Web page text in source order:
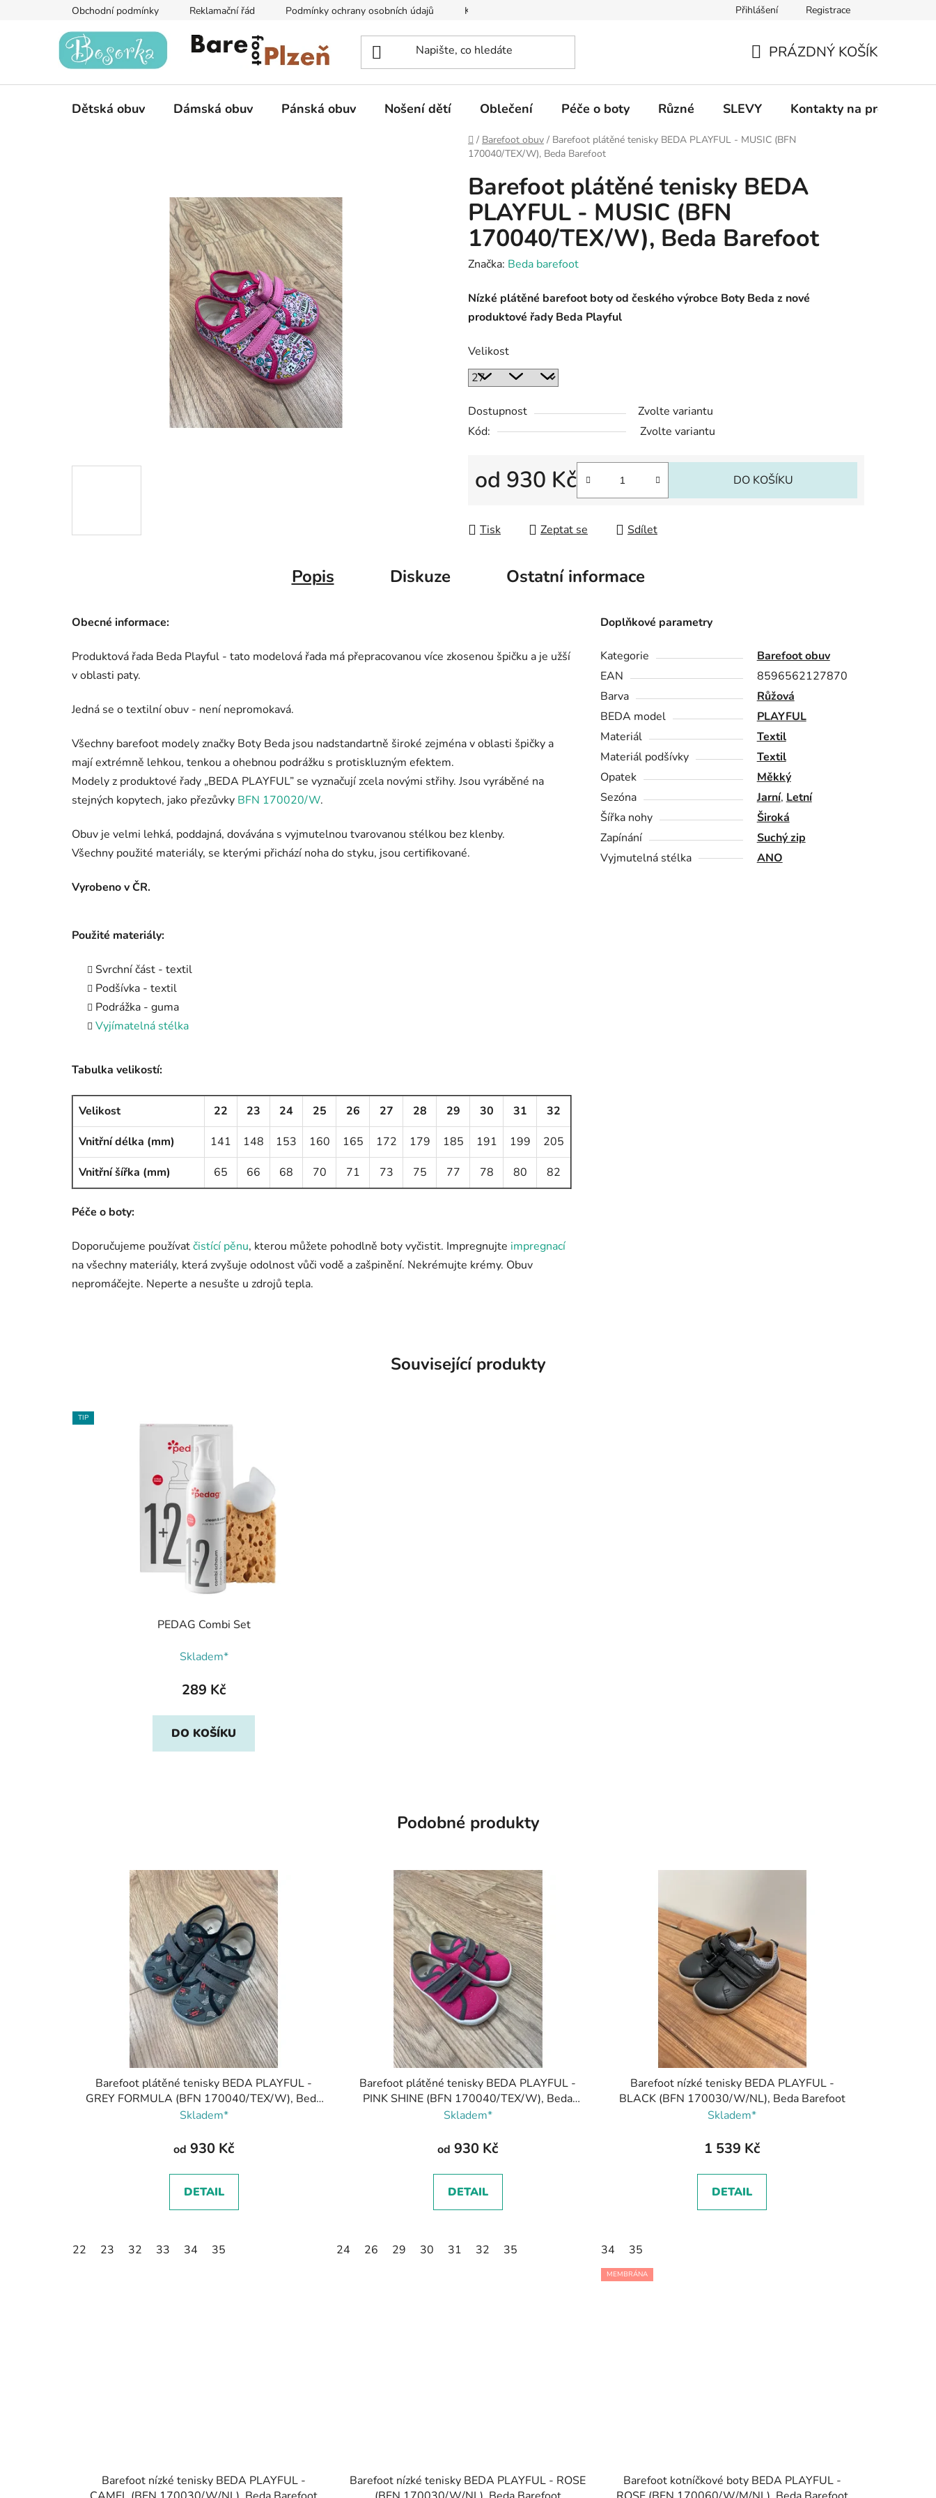
Obchodní podmínky Reklamační řád Podmínky ochrany osobních údajů Kontakty na prodejny Informace k on-line platbám Odstoupení od
Přihlášení Registrace
KOŠÍK
PRÁZDNÝ KOŠÍK
Dětská obuv Dámská obuv Pánská obuv Nošení dětí Oblečení Péče o boty Různé SLEVY Kontakty na prodejny
Domů
/ Barefoot obuv / Barefoot plátěné tenisky BEDA PLAYFUL - MUSIC (BFN
170040/TEX/W), Beda Barefoot
Barefoot plátěné tenisky BEDA
PLAYFUL - MUSIC (BFN
170040/TEX/W), Beda Barefoot
Značka: Beda barefoot
Nízké plátěné barefoot boty od českého výrobce Boty Beda z nové
produktové řady Beda Playful
Velikost
Dostupnost
Zvolte variantu
Kód:
Zvolte variantu
od 930 Kč DO KOŠÍKU
Tisk Zeptat se Sdílet
Popis Diskuze Ostatní informace
Obecné informace:
Produktová řada Beda Playful - tato modelová řada má přepracovanou více zkosenou špičku a je užší
v oblasti paty.
Jedná se o textilní obuv - není nepromokavá.
Všechny barefoot modely značky Boty Beda jsou nadstandartně široké zejména v oblasti špičky a
mají extrémně lehkou, tenkou a ohebnou podrážku s protiskluzným efektem.
Modely z produktové řady „BEDA PLAYFUL” se vyznačují zcela novými střihy. Jsou vyráběné na
stejných kopytech, jako přezůvky BFN 170020/W.
Obuv je velmi lehká, poddajná, dovávána s vyjmutelnou tvarovanou stélkou bez klenby.
Všechny použité materiály, se kterými přichází noha do styku, jsou certifikované.
Vyrobeno v ČR.
Použité materiály:
Svrchní část - textil
Podšívka - textil
Podrážka - guma
Vyjímatelná stélka
Tabulka velikostí:
Velikost 22 23 24 25 26 27 28 29 30 31
32
Vnitřní délka (mm)
141 148 153 160 165 172 179 185 191 199
205
Vnitřní šířka (mm)
65 66 68 70 71 73 75 77 78 80 82
Péče o boty:
Doporučujeme používatčistící pěnu, kterou můžete pohodlně boty vyčistit. Impregnujte impregnací
na všechny materiály, která zvyšuje odolnost vůči vodě a zašpinění. Nekrémujte krémy. Obuv
nepromáčejte. Neperte a nesušte u zdrojů tepla.
Doplňkové parametry
Kategorie
Barefoot obuv
EAN
8596562127870
Barva
Růžová
BEDA model
PLAYFUL
Materiál
Textil
Materiál podšívky
Textil
Opatek
Měkký
Sezóna
Jarní, Letní
Šířka nohy
Široká
Zapínání
Suchý zip
Vyjmutelná stélka
ANO
Související produkty
TIP
PEDAG Combi Set
Skladem*
289 Kč
DO KOŠÍKU
Podobné produkty
Barefoot plátěné tenisky BEDA PLAYFUL -
GREY FORMULA (BFN 170040/TEX/W), Beda
Barefoot
Skladem*
od 930 Kč
DETAIL
22 23 32 33 34 35
Barefoot plátěné tenisky BEDA PLAYFUL -
PINK SHINE (BFN 170040/TEX/W), Beda
Barefoot
Skladem*
od 930 Kč
DETAIL
24 26 29 30 31 32 35
Barefoot nízké tenisky BEDA PLAYFUL -
BLACK (BFN 170030/W/NL), Beda Barefoot
Skladem*
1 539 Kč
DETAIL
34 35
Barefoot nízké tenisky BEDA PLAYFUL -
Barefoot nízké tenisky BEDA PLAYFUL - ROSE
MEMBRÁNA
Barefoot kotníčkové boty BEDA PLAYFUL -